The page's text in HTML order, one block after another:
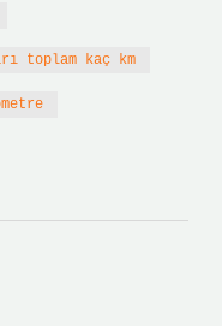
toplam kaç km